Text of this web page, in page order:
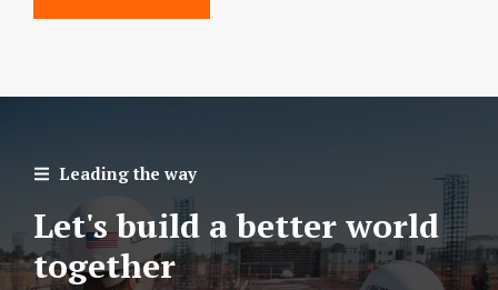
Leading the way
Let's build a better world
together